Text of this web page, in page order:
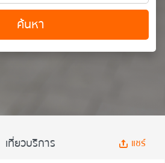
ค้นหา
เที่ยวบริการ แชร์